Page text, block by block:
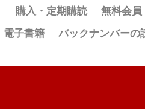
購入・定期購読
無料会員
電子書籍
バックナンバーの
検索